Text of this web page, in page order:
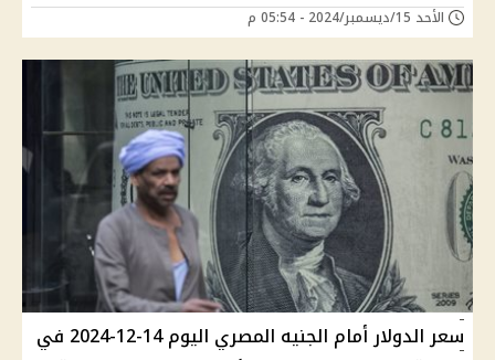
الأحد 15/ديسمبر/2024 - 05:54 م
سعر الدولار أمام الجنيه المصري اليوم 14-12-2024 في